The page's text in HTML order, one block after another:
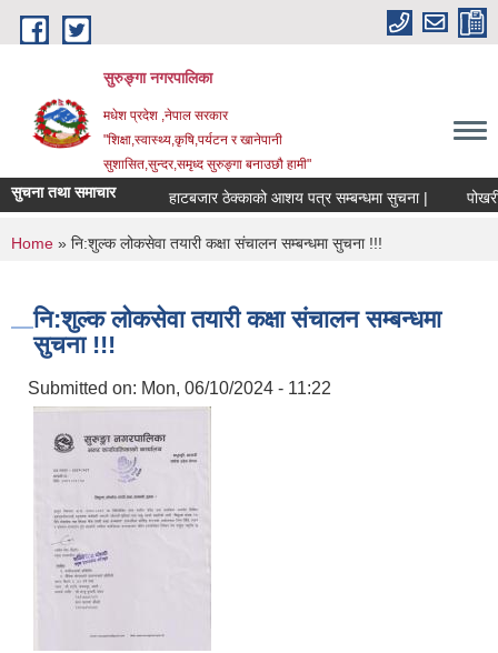
Skip to main content
सुरुङ्‍गा नगरपालिका
मधेश प्रदेश ,नेपाल सरकार
"शिक्षा,स्वास्थ्य,कृषि,पर्यटन र खानेपानी
सुशासित,सुन्दर,समृध्द सुरुङ्गा बनाउछौ हामी"
सुचना तथा समाचार हाटबजार ठेक्काको आशय पत्र सम्बन्धमा सुचना |
You are here
Home » नि:शुल्क लोकसेवा तयारी कक्षा संचालन सम्बन्धमा सुचना !!!
नि:शुल्क लोकसेवा तयारी कक्षा संचालन सम्बन्धमा
सुचना !!!
Submitted on: Mon, 06/10/2024 - 11:22